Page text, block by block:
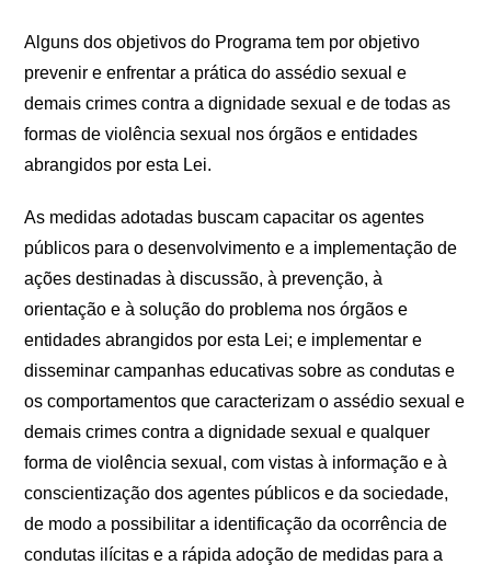
Alguns dos objetivos do Programa tem por objetivo
prevenir e enfrentar a prática do assédio sexual e
demais crimes contra a dignidade sexual e de todas as
formas de violência sexual nos órgãos e entidades
abrangidos por esta Lei.
As medidas adotadas buscam capacitar os agentes
públicos para o desenvolvimento e a implementação de
ações destinadas à discussão, à prevenção, à
orientação e à solução do problema nos órgãos e
entidades abrangidos por esta Lei; e implementar e
disseminar campanhas educativas sobre as condutas e
os comportamentos que caracterizam o assédio sexual e
demais crimes contra a dignidade sexual e qualquer
forma de violência sexual, com vistas à informação e à
conscientização dos agentes públicos e da sociedade,
de modo a possibilitar a identificação da ocorrência de
condutas ilícitas e a rápida adoção de medidas para a